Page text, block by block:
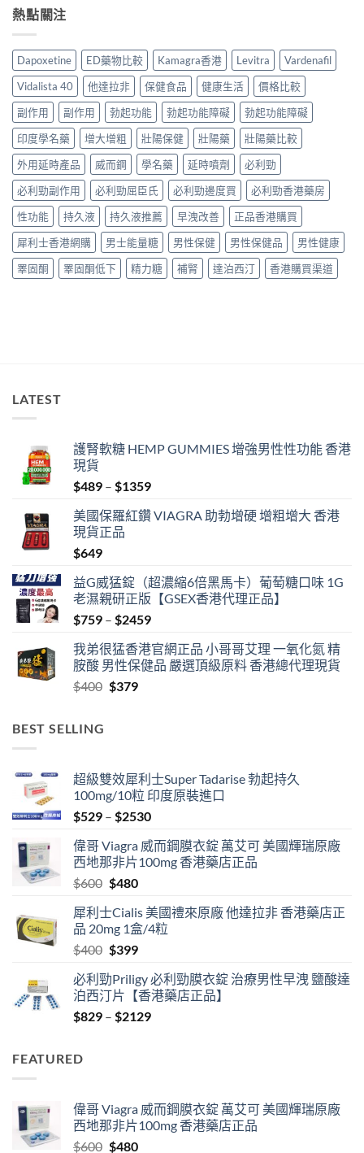
正
貨
道〉
中
保
真
實
比
較
選
購
指
南〉
中
副
完
整
說
明
安
全
服
用
指
南〉
中
相：
用
家
測
正
貨
購
買
指
南〉
中
度
威
鋼
評
價：
香
港
用
家
真
實
服
用
心
與
購
買
熱點關注
Dapoxetine ED藥物比較 Kamagra香港 Levitra
Vardenafil
Vidalista 40
他達拉非 保健食品 健康生活
價格比較
副作用
副作用 勃起功能 勃起功能障礙
勃起功能障礙
印度學名藥
增大增粗 壯陽保健 壯陽藥
壯陽藥比較
外用延時產品
威而鋼 學名藥 延時噴劑
必利勁
必利勁副作用
必利勁屈臣氏 必利勁邊度買
必利勁香港藥房
性功能
持久液 持久液推薦 早洩改善
正品香港購買
犀利士香港網購
男士能量糖 男性保健 男性保健品
男性健康
睪固酮
睪固酮低下 精力糖 補腎 達泊西汀 香港購買渠道
LATEST
護腎軟糖 HEMP GUMMIES 增強男性性功能 香港
現貨
$489 – $1359Price
$489
美國保羅紅鑽 VIAGRA 助勃增硬 增粗增大 香港
現貨正品
$649
益G威猛錠（超濃縮6倍黑馬卡）葡萄糖口味 1G
老濕親研正版【GSEX香港代理正品】
$759 – $2459Price
$759
through
我弟很猛香港官網正品 小哥哥艾理 一氧化氮 精
胺酸 男性保健品 嚴選頂級原料 香港總代理現貨
$400 Original
$379Current
BEST SELLING
超級雙效犀利士Super Tadarise 勃起持久
100mg/10粒 印度原裝進口
$529 – $2530Price
$529
through
偉哥 Viagra 威而鋼膜衣錠 萬艾可 美國輝瑞原廠
西地那非片100mg 香港藥店正品
$600 Original
was:
$600.
$480Current
is:
$480.
犀利士Cialis 美國禮來原廠 他達拉非 香港藥店正
品 20mg 1盒/4粒
$400 Original
was:
$400.
$399Current
is:
$399.
必利勁Priligy 必利勁膜衣錠 治療男性早洩 鹽酸達
泊西汀片【香港藥店正品】
$829 – $2129Price
FEATURED
偉哥 Viagra 威而鋼膜衣錠 萬艾可 美國輝瑞原廠
西地那非片100mg 香港藥店正品
$600 Original
$480Current